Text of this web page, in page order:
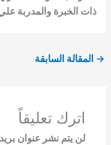
ذات الخبرة والمدربة
→ المقالة السابقة
اترك تعليقاً
لن يتم نشر عنوان